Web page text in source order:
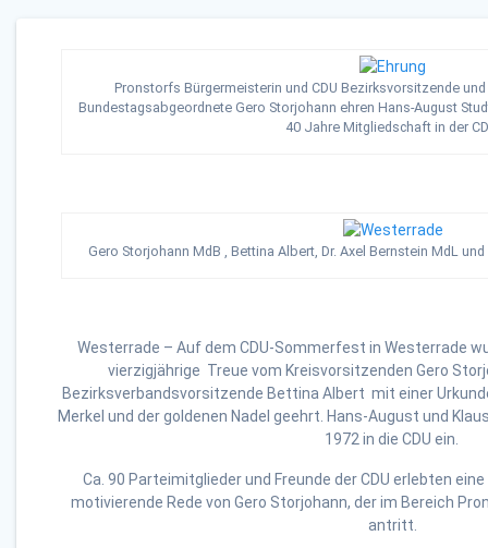
Pronstorfs Bürgermeisterin und CDU Bezirksvorsitzende
Bundestagsabgeordnete Gero Storjohann ehren Hans-August
40 Jahre Mitgliedschaft in der
Gero Storjohann MdB , Bettina Albert, Dr. Axel Bernstein MdL
Westerrade – Auf dem CDU-Sommerfest in Westerrade
vierzigjährige Treue vom Kreisvorsitzenden Gero
Bezirksverbandsvorsitzende Bettina Albert mit einer
Merkel und der goldenen Nadel geehrt. Hans-August und
1972 in die CDU ein.
Ca. 90 Parteimitglieder und Freunde der CDU erlebten
motivierende Rede von Gero Storjohann, der im Bereich
antritt.